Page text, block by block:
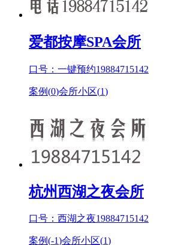
爱都按摩SPA会所
口号：一键预约19884715142
案例(0)会所小区(1)
杭州西湖之夜会所
口号：西湖之夜19884715142
案例(-1)会所小区(1)